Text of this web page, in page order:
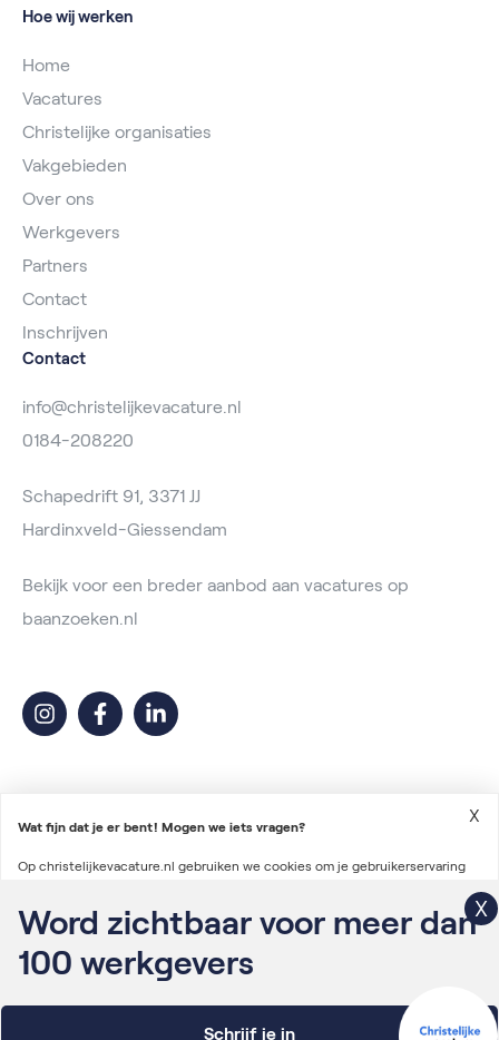
Hoe wij werken
Home
Vacatures
Christelijke organisaties
Vakgebieden
Over ons
Werkgevers
Partners
Contact
Inschrijven
Contact
info@christelijkevacature.nl
0184-208220
Schapedrift 91, 3371 JJ
Hardinxveld-Giessendam
Bekijk voor een breder aanbod aan vacatures op
baanzoeken.nl
2026 © Christelijke Vacature
Voorwaarden vacatureplaatsing
Algemene voorwaarden
Onderdeel van Irys Vacaturelab
Wat fijn dat je er bent! Mogen we iets vragen?
Op christelijkevacature.nl gebruiken we cookies om je gebruikerservaring
te verbeteren en advertenties te personaliseren. We gebruiken ook cookies
om gegevens te verzamelen voor het personaliseren van content en het
meten van de effectiviteit van onze advertenties via derde partijen.
X
Word zichtbaar voor meer dan
100 werkgevers
Schrijf je in